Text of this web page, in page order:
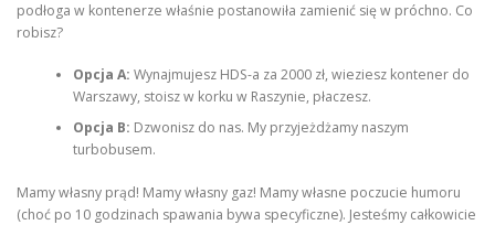
podłoga w kontenerze właśnie postanowiła zamienić się w próchno. Co
robisz?
Opcja A: Wynajmujesz HDS-a za 2000 zł, wieziesz kontener do
Warszawy, stoisz w korku w Raszynie, płaczesz.
Opcja B: Dzwonisz do nas. My przyjeżdżamy naszym
turbobusem.
Mamy własny prąd! Mamy własny gaz! Mamy własne poczucie humoru
(choć po 10 godzinach spawania bywa specyficzne). Jesteśmy całkowicie